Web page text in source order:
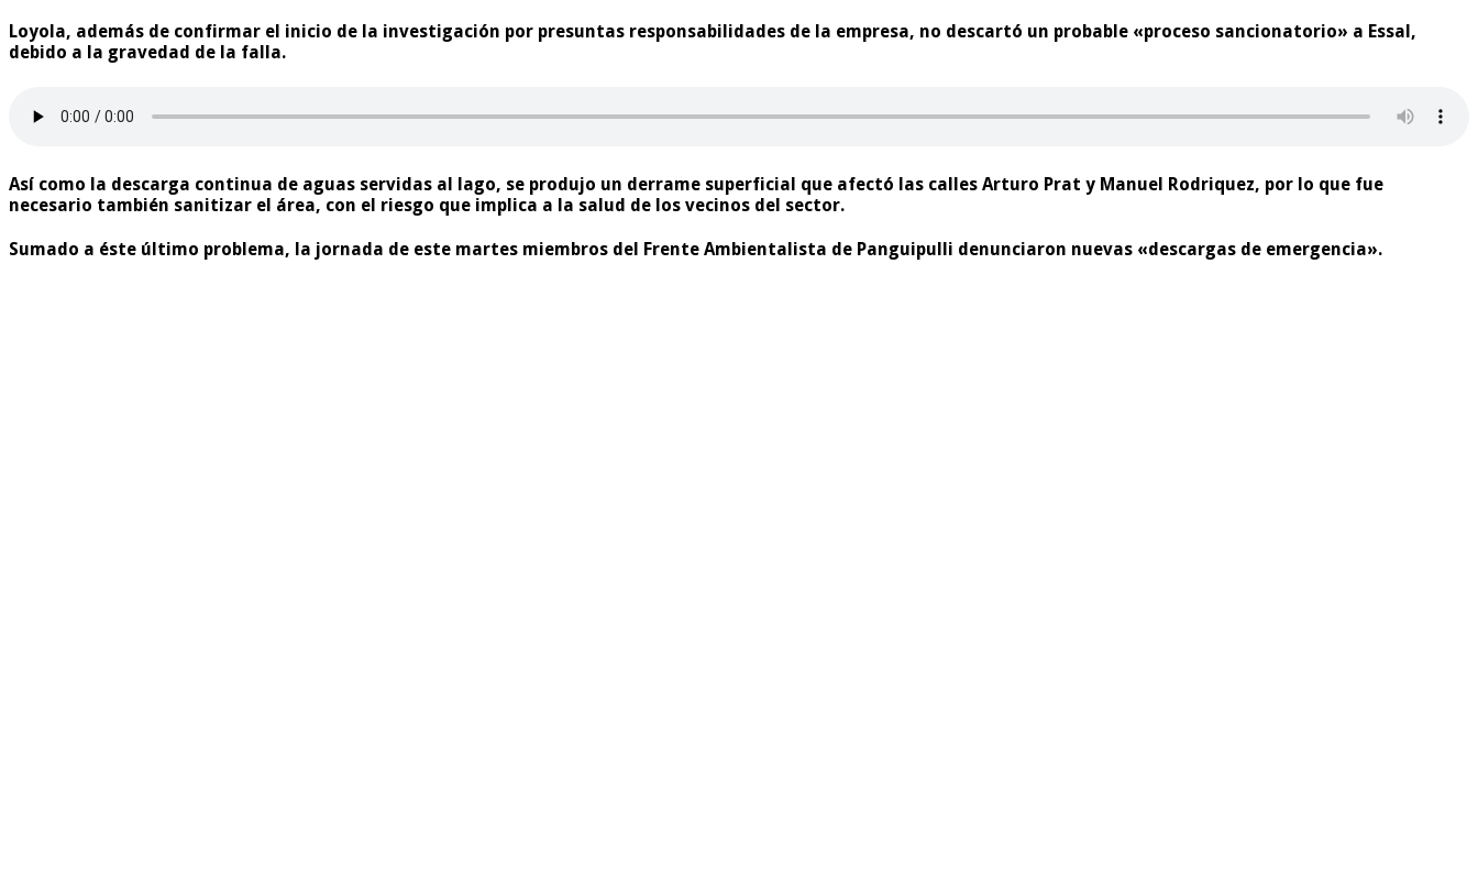
Loyola, además de confirmar el inicio de la investigación por presuntas responsabilidades de la empresa, no descartó un probable «proceso sancionatorio» a Essal,
debido a la gravedad de la falla.
Así como la descarga continua de aguas servidas al lago, se produjo un derrame superficial que afectó las calles Arturo Prat y Manuel Rodriquez, por lo que fue
necesario también sanitizar el área, con el riesgo que implica a la salud de los vecinos del sector.
Sumado a éste último problema, la jornada de este martes miembros del Frente Ambientalista de Panguipulli denunciaron nuevas «descargas de emergencia».